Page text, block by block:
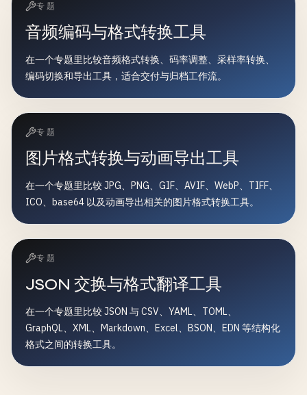
专题
音频编码与格式转换工具
在一个专题里比较音频格式转换、码率调整、采样率转换、
编码切换和导出工具，适合交付与归档工作流。
专题
图片格式转换与动画导出工具
在一个专题里比较 JPG、PNG、GIF、AVIF、WebP、TIFF、
ICO、base64 以及动画导出相关的图片格式转换工具。
专题
JSON 交换与格式翻译工具
在一个专题里比较 JSON 与 CSV、YAML、TOML、
GraphQL、XML、Markdown、Excel、BSON、EDN 等结构化
格式之间的转换工具。